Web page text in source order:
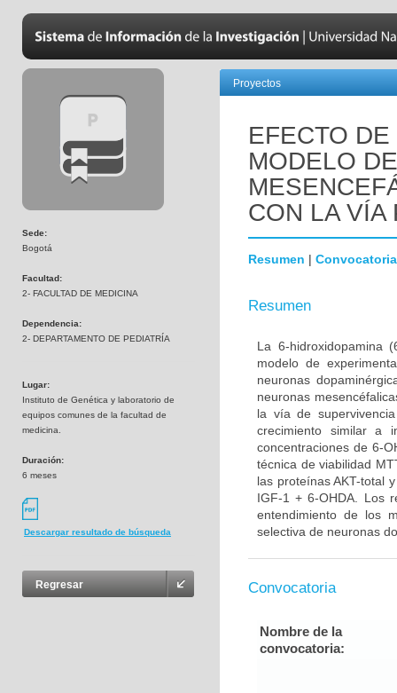
Sede:
Bogotá
Facultad:
2- FACULTAD DE MEDICINA
Dependencia:
2- DEPARTAMENTO DE PEDIATRÍA
Lugar:
Instituto de Genética y laboratorio de
equipos comunes de la facultad de
medicina.
Duración:
6 meses
Descargar resultado de búsqueda
Regresar
Proyectos
EFECTO
MODELO
CON LA VÍA
Resumen | Convocatoria
Resumen
La 6-hidroxidopamina
modelo de
neuronas
neuronas
la vía de
crecimiento similar a
concentraciones de 6-
técnica de viabilidad
las proteínas AKT-total
IGF-1 + 6-OHDA. Los
entendimiento de los
selectiva de neuronas
Convocatoria
Nombre de la
convocatoria: